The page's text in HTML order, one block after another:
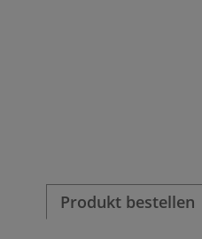
Produkt bestellen